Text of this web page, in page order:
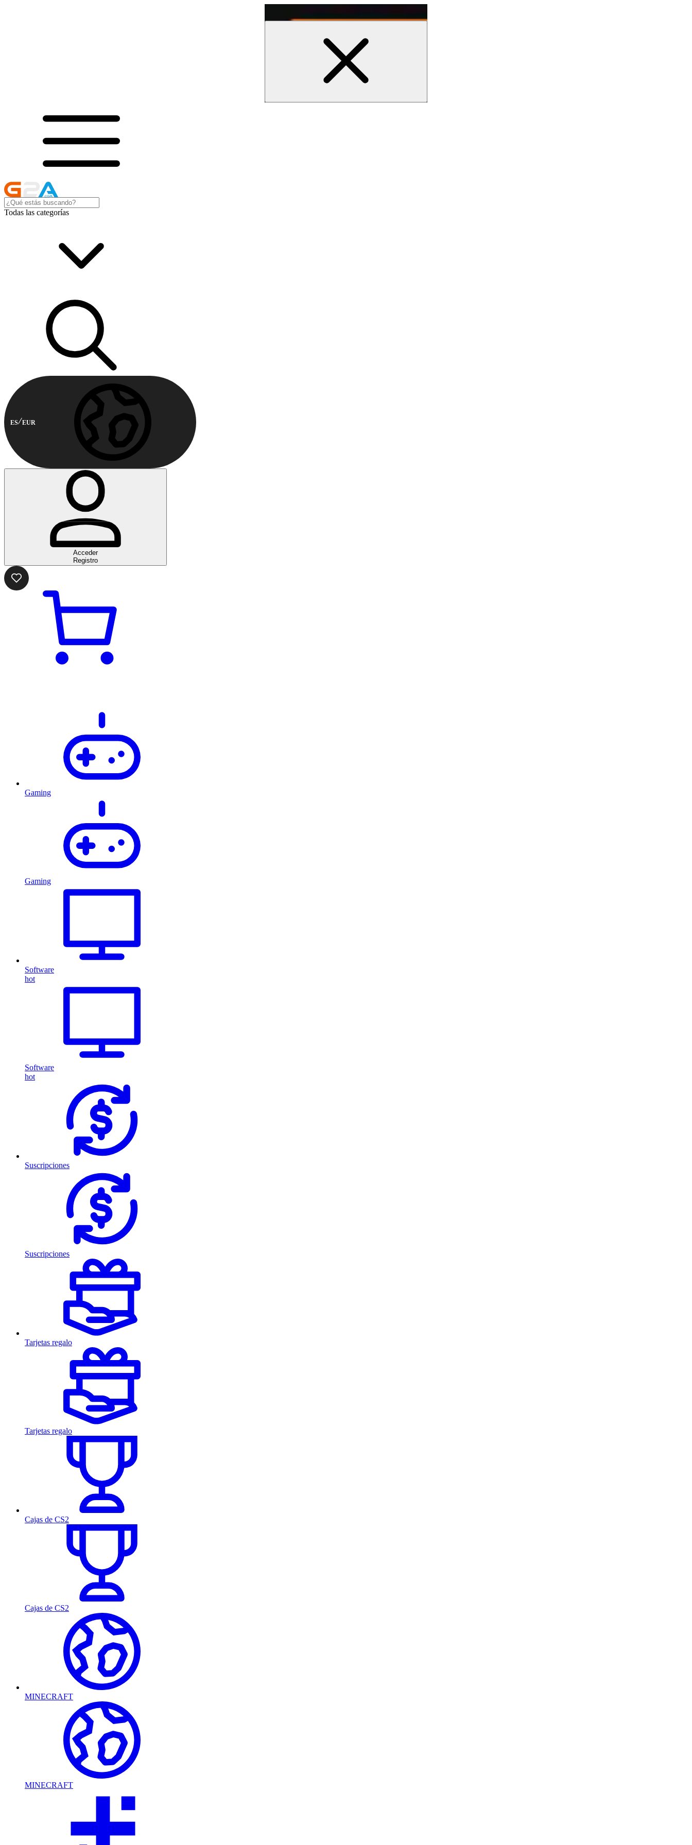
Todas las categorías
ES EUR
Acceder
Registro
Gaming
Gaming
Software
hot
Software
hot
Suscripciones
Suscripciones
Tarjetas regalo
Tarjetas regalo
Cajas de CS2
Cajas de CS2
MINECRAFT
MINECRAFT